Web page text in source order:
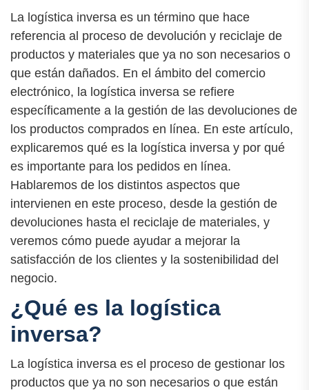
La logística inversa es un término que hace
referencia al proceso de devolución y reciclaje de
productos y materiales que ya no son necesarios o
que están dañados. En el ámbito del comercio
electrónico, la logística inversa se refiere
específicamente a la gestión de las devoluciones de
los productos comprados en línea. En este artículo,
explicaremos qué es la logística inversa y por qué
es importante para los pedidos en línea.
Hablaremos de los distintos aspectos que
intervienen en este proceso, desde la gestión de
devoluciones hasta el reciclaje de materiales, y
veremos cómo puede ayudar a mejorar la
satisfacción de los clientes y la sostenibilidad del
negocio.
¿Qué es la logística
inversa?
La logística inversa es el proceso de gestionar los
productos que ya no son necesarios o que están